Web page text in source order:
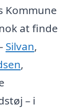
Kommune
at finde
Silvan,
,
– i